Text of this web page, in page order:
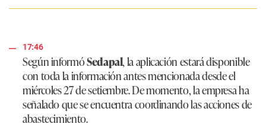
17:46
Según informóSedapal, la aplicación estará disponible
con toda la información antes mencionada desde el
miércoles 27 de setiembre. De momento, la empresa ha
señalado que se encuentra coordinando las acciones de
abastecimiento.